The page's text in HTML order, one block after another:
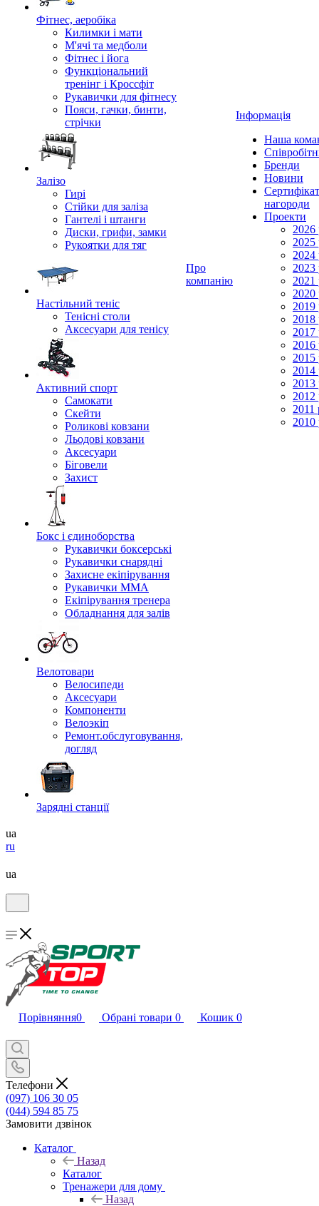
Фітнес, аеробіка
Килимки і мати
М'ячі та медболи
Фітнес і йога
Функціональний
тренінг і Кроссфіт
Рукавички для фітнесу
Пояси, гачки, бинти,
стрічки
Залізо
Гирі
Стійки для заліза
Гантелі і штанги
Диски, грифи, замки
Рукоятки для тяг
Настільний теніс
Тенісні столи
Аксесуари для тенісу
Активний спорт
Самокати
Скейти
Роликові ковзани
Льодові ковзани
Аксесуари
Біговели
Захист
Бокс і єдиноборства
Рукавички боксерські
Рукавички снарядні
Захисне екіпірування
Рукавички ММА
Екіпірування тренера
Обладнання для залів
Велотовари
Велосипеди
Аксесуари
Компоненти
Велоэкіп
Ремонт.обслуговування,
догляд
Зарядні станції
Про
компанію
Інформація
Наша
Бренди
Новини
нагороди
Проекти
2026
2025
2024
2023
2021
2020
2019
2018
2017
2016
2015
2014
2013
2012
2011
2010
ua
ru
ua
Порівняння0 Обрані товари 0 Кошик 0
Телефони
(097) 106 30 05
(044) 594 85 75
Замовити дзвінок
Каталог
Назад
Каталог
Тренажери для дому
Назад